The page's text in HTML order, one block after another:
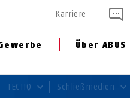
Über ABUS
Karriere
TECTIQ Schließmedien